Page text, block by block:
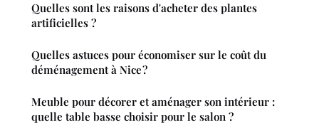
Quelles sont les raisons d'acheter des plantes
artificielles ?
Quelles astuces pour économiser sur le coût du
déménagement à Nice ?
Meuble pour décorer et aménager son intérieur :
quelle table basse choisir pour le salon ?